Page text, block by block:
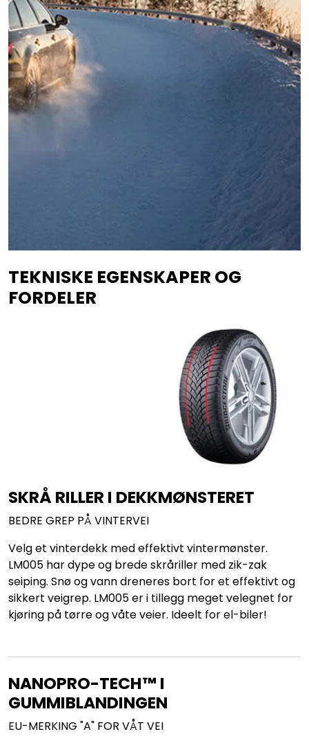
TEKNISKE EGENSKAPER OG
FORDELER
SKRÅ RILLER I DEKKMØNSTERET
BEDRE GREP PÅ VINTERVEI
Velg et vinterdekk med effektivt vintermønster.
LM005 har dype og brede skråriller med zik-zak
seiping. Snø og vann dreneres bort for et effektivt og
sikkert veigrep. LM005 er i tillegg meget velegnet for
kjøring på tørre og våte veier. Ideelt for el-biler!
NANOPRO-TECH™ I
GUMMIBLANDINGEN
EU-MERKING "A" FOR VÅT VEI